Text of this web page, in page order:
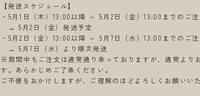
【発送スケジュール】
・5月1日（木）13:00以降 ～ 5月2日（金）13:00までのご
→ 5月2日（金）発送予定
・5月2日（金）13:00以降 ～ 5月7日（水）13:00までのご
→ 5月7日（水）より順次発送
※期間中もご注文は通常通り承っておりますが、通常より
す。あらかじめご了承ください。
ご不便をおかけしますが、ご理解のほどよろしくお願いいた